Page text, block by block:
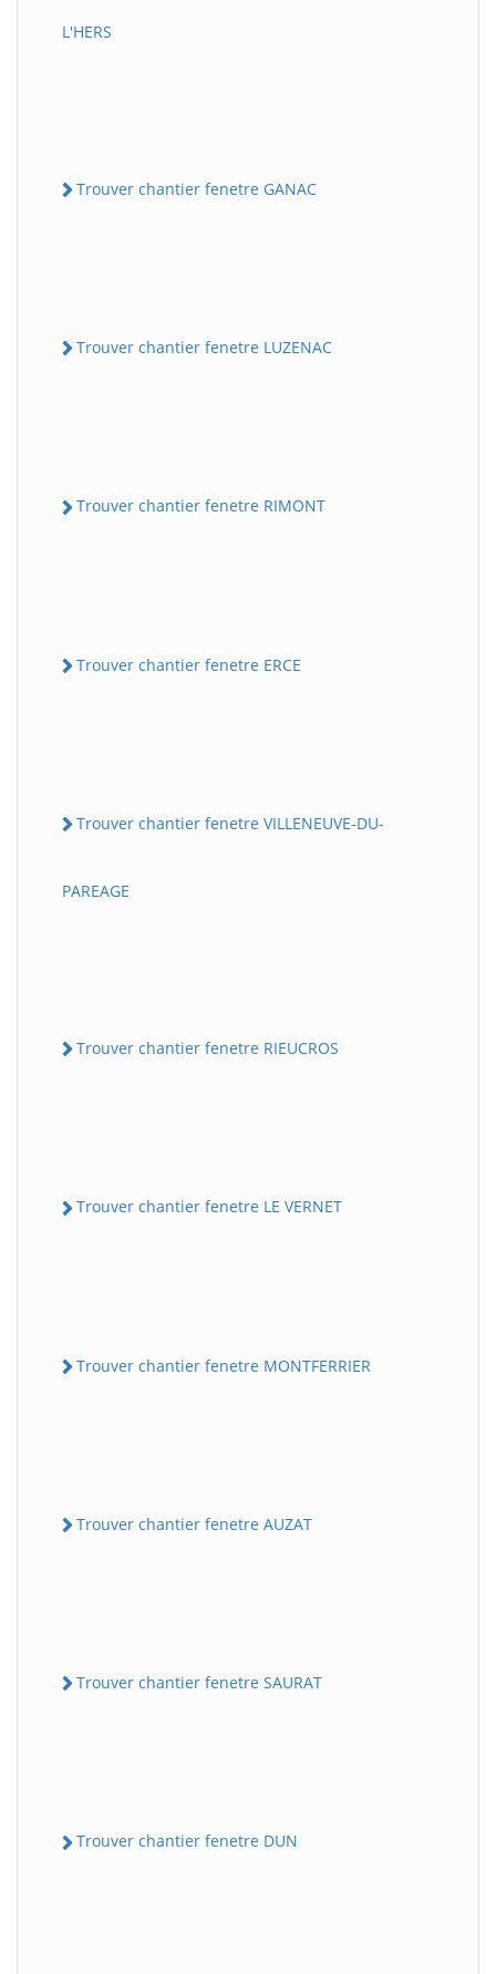
L'HERS
Trouver chantier fenetre GANAC
Trouver chantier fenetre LUZENAC
Trouver chantier fenetre RIMONT
Trouver chantier fenetre ERCE
Trouver chantier fenetre VILLENEUVE-DU-
PAREAGE
Trouver chantier fenetre RIEUCROS
Trouver chantier fenetre LE VERNET
Trouver chantier fenetre MONTFERRIER
Trouver chantier fenetre AUZAT
Trouver chantier fenetre SAURAT
Trouver chantier fenetre DUN